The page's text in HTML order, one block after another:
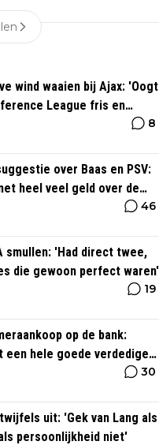
wind waaien bij Ajax: 'Oogt
League fris en
8
over Baas en PSV:
heel veel geld over de
46
smullen: 'Had direct twee,
die gewoon perfect waren'
19
op de bank:
een hele goede verdediger
30
uit: 'Gek van Lang als
persoonlijkheid niet'